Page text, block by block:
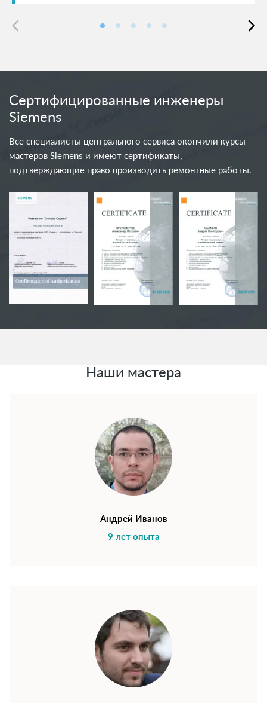
Сертифицированные инженеры
Siemens
Все специалисты центрального сервиса окончили курсы
мастеров Siemens и имеют сертификаты,
подтверждающие право производить ремонтные работы.
Наши мастера
Андрей Иванов
9 лет опыта